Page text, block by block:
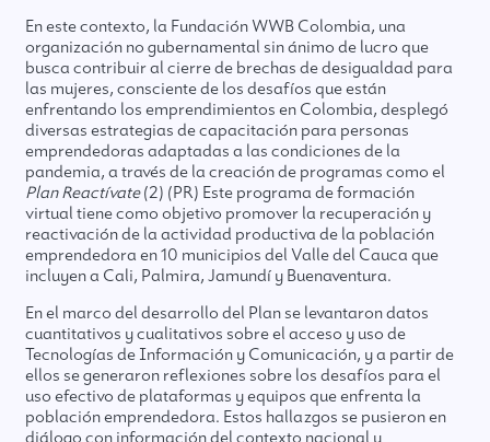
En este contexto, la Fundación WWB Colombia, una
organización no gubernamental sin ánimo de lucro que
busca contribuir al cierre de brechas de desigualdad para
las mujeres, consciente de los desafíos que están
enfrentando los emprendimientos en Colombia, desplegó
diversas estrategias de capacitación para personas
emprendedoras adaptadas a las condiciones de la
pandemia, a través de la creación de programas como el
Plan Reactívate(2) (PR) Este programa de formación
virtual tiene como objetivo promover la recuperación y
reactivación de la actividad productiva de la población
emprendedora en 10 municipios del Valle del Cauca que
incluyen a Cali, Palmira, Jamundí y Buenaventura.
En el marco del desarrollo del Plan se levantaron datos
cuantitativos y cualitativos sobre el acceso y uso de
Tecnologías de Información y Comunicación, y a partir de
ellos se generaron reflexiones sobre los desafíos para el
uso efectivo de plataformas y equipos que enfrenta la
población emprendedora. Estos hallazgos se pusieron en
diálogo con información del contexto nacional y